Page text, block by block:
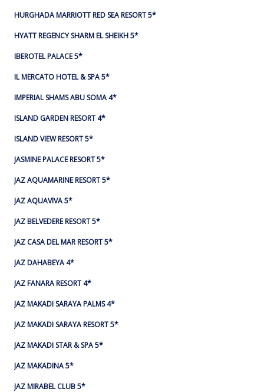
HURGHADA MARRIOTT RED SEA RESORT 5*
HYATT REGENCY SHARM EL SHEIKH 5*
IBEROTEL PALACE 5*
IL MERCATO HOTEL & SPA 5*
IMPERIAL SHAMS ABU SOMA 4*
ISLAND GARDEN RESORT 4*
ISLAND VIEW RESORT 5*
JASMINE PALACE RESORT 5*
JAZ AQUAMARINE RESORT 5*
JAZ AQUAVIVA 5*
JAZ BELVEDERE RESORT 5*
JAZ CASA DEL MAR RESORT 5*
JAZ DAHABEYA 4*
JAZ FANARA RESORT 4*
JAZ MAKADI SARAYA PALMS 4*
JAZ MAKADI SARAYA RESORT 5*
JAZ MAKADI STAR & SPA 5*
JAZ MAKADINA 5*
JAZ MIRABEL CLUB 5*